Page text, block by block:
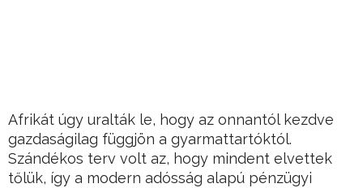
Afrikát úgy uralták le, hogy az onnantól kezdve
gazdaságilag függjön a gyarmattartóktól.
Szándékos terv volt az, hogy mindent elvettek
tőlük, így a modern adósság alapú pénzügyi